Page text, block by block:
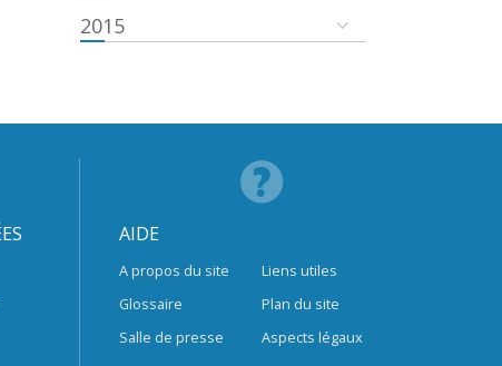
2015
AIDE
A propos du site
Glossaire
Salle de presse
Liens utiles
Plan du site
Aspects légaux